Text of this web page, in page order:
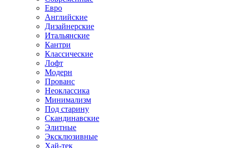
Евро
Английские
Дизайнерские
Итальянские
Кантри
Классические
Лофт
Модерн
Прованс
Неоклассика
Минимализм
Под старину
Скандинавские
Элитные
Эксклюзивные
Хай-тек